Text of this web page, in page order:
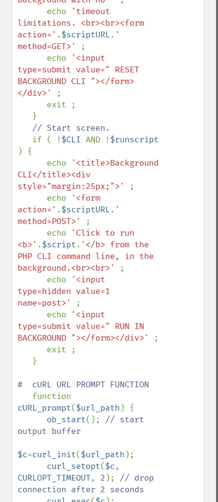
      echo
'timeout
limitations. <br><br><form
action=' .$scriptURL. '
method=GET>'
;
      echo
'<input
type=submit value=" RESET
BACKGROUND CLI "></form>
</div>'
;
// Start screen.
if ( !$CLI AND !
) {
      echo
'<title>Background
CLI</title><div
style="margin:25px;">'
;
      echo
'<form
action=' .$scriptURL. '
method=POST>'
;
      echo
'Click to run
<b>' .$script. '</b> from the
PHP CLI command line, in the
background.<br><br>'
;
      echo
'<input
type=hidden value=1
name=post>'
;
      echo
'<input
type=submit value=" RUN IN
BACKGROUND "></form></div>'
;
#  cURL URL PROMPT FUNCTION
cURL_prompt($url_path ) {
ob_start(); // start
output buffer
$c=curl_init($url_path );
curl_setopt($c
CURLOPT_TIMEOUT, 2 ); // drop
connection after 2 seconds